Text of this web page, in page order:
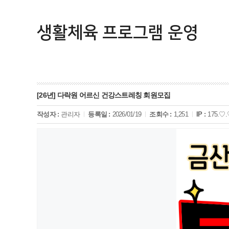
생활체육 프로그램 운영
[26년] 다락원 어르신 건강스트레칭 회원모집
작성자 : 관리자 등록일 : 2026/01/19 조회수 : 1,251 IP :